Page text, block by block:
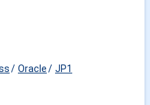
Oracle
JP1